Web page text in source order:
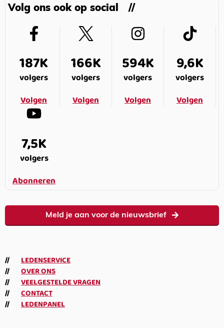
Volg ons ook op social
187K
volgers
Volgen
166K
volgers
Volgen
594K
volgers
Volgen
9,6K
volgers
Volgen
7,5K
volgers
Abonneren
Meld je aan voor de nieuwsbrief
LEDENSERVICE
OVER ONS
VEELGESTELDE VRAGEN
CONTACT
LEDENPANEL